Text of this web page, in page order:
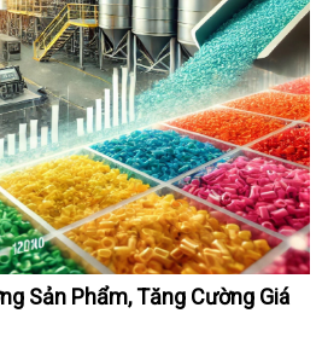
Sản Phẩm, Tăng Cường Giá